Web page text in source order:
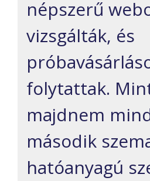
népszerű
vizsgálták, és
folytattak.
majdnem
második
hatóanyagú